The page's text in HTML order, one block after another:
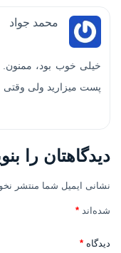
محمد جواد
خیلی خوب بود،
پست میزارید ولی وقتی
دیدگاهتان را
نشانی ایمیل شما منتشر
شده‌اند *
دیدگاه *